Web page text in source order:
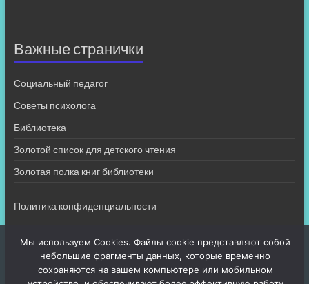
Важные странички
Социальный педагог
Советы психолога
Библиотека
Золотой список для детского чтения
Золотая полка книг библиотеки
Политика конфиденциальности
Мы используем Cookies. Файлы cookie представляют собой
небольшие фрагменты данных, которые временно
сохраняются на вашем компьютере или мобильном